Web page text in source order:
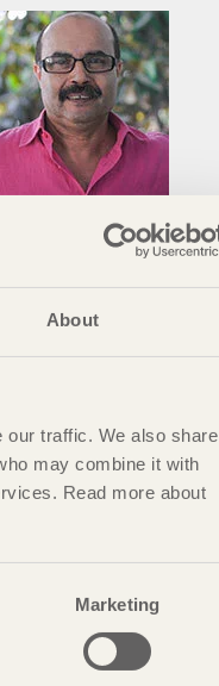
About
our traffic. We also share
may combine it with
Read more about
Marketing
Khadija Kabbaj